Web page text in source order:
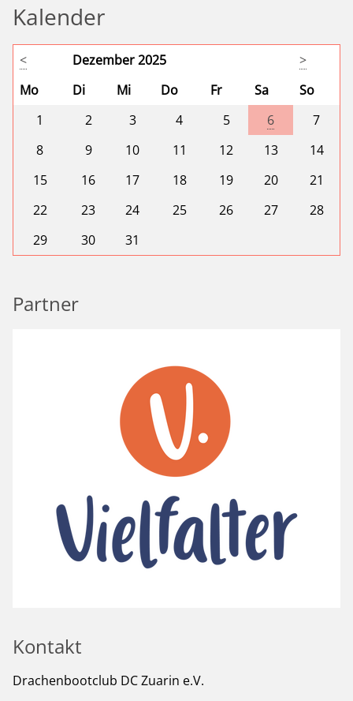
Kalender
< Dezember 2025
>
Mo
Di Mi Do Fr Sa
So
1
2 3 4 5 6
7
8
9 10 11 12 13
14
15
16 17 18 19 20
21
22
23 24 25 26 27
28
29
30 31
Partner
Kontakt
Drachenbootclub DC Zuarin e.V.